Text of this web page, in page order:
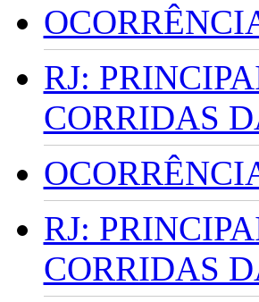
RJ:
CORRIDAS
RJ:
CORRIDAS